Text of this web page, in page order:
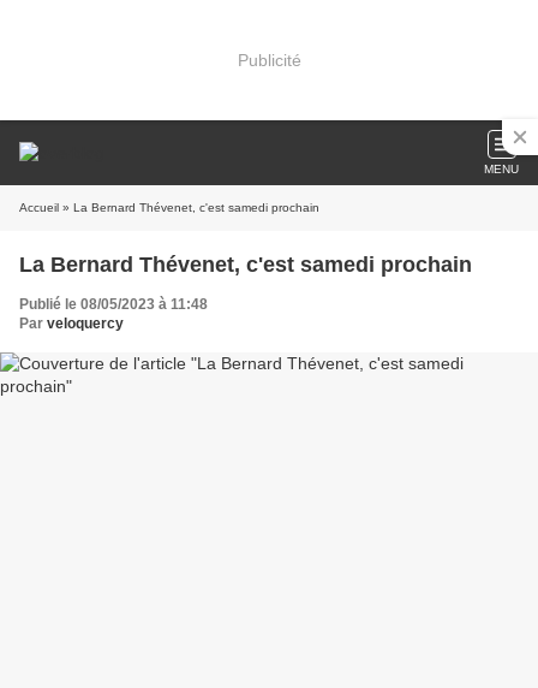
Publicité
MENU
Accueil » La Bernard Thévenet, c'est samedi prochain
La Bernard Thévenet, c'est samedi prochain
Publié le 08/05/2023 à 11:48
Par veloquercy